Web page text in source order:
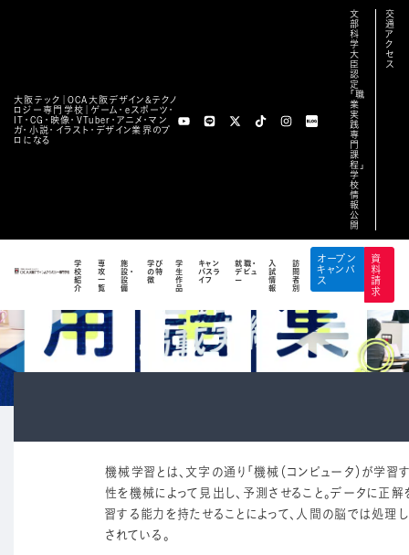
大阪テック｜OCA⼤阪デザイン&テクノ
ロジー専⾨学校｜ゲーム・eスポーツ・
IT・CG・映像・VTuber・アニメ・マン
ガ・小説・イラスト・デザイン業界のプ
ロになる
文
部
科
学
大
臣
認
定
「職
業
実
践
専
門
課
程」
学
校
情
報
公
開
交
通
ア
ク
セ
ス
学
校
紹
介
専
攻
一
覧
施
設・
設
備
学び
の特
徴
学
生
作
品
キャン
パスラ
イフ
就職・
デビュ
ー
入
試
情
報
訪
問
者
別
オープン
キャンパ
ス
資
料
請
求
機械学習とは、文字の通り「機械（コンピュータ）が学
性を機械によって見出し、予測させること。データに正
習する能力を持たせることによって、人間の脳では処
されている。